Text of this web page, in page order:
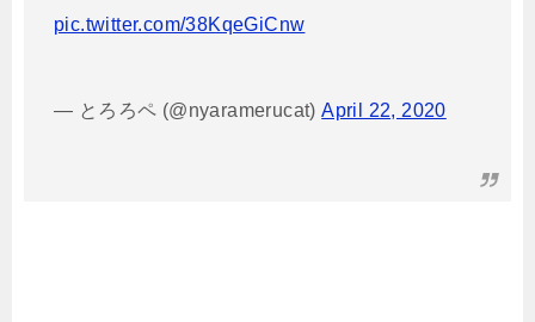
pic.twitter.com/38KqeGiCnw
— とろろペ (@nyaramerucat)April 22, 2020